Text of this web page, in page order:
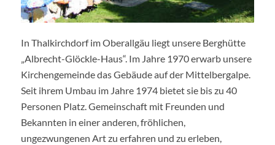
In Thalkirchdorf im Oberallgäu liegt unsere Berghütte
„Albrecht-Glöckle-Haus“. Im Jahre 1970 erwarb unsere
Kirchengemeinde das Gebäude auf der Mittelbergalpe.
Seit ihrem Umbau im Jahre 1974 bietet sie bis zu 40
Personen Platz. Gemeinschaft mit Freunden und
Bekannten in einer anderen, fröhlichen,
ungezwungenen Art zu erfahren und zu erleben,